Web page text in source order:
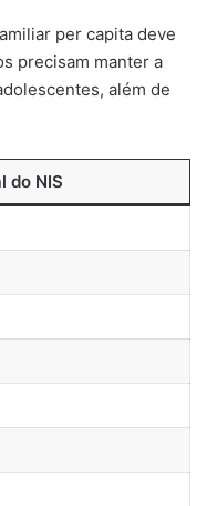
per capita deve
precisam manter a
além de
do NIS